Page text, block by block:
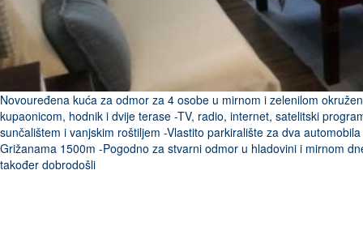
Novouređena kuća za odmor za 4 osobe u mirnom i zelenilom
kupaonicom, hodnik i dvije terase -TV, radio, internet, satelitski
sunčalištem i vanjskim roštiljem -Vlastito parkiralište za dva
Grižanama 1500m -Pogodno za stvarni odmor u hladovini i mirnom
također dobrodošli